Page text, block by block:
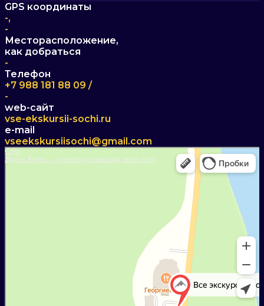
GPS координаты
-,
-
Месторасположение,
как добраться
-
Телефон
+7 988 181 88 09 /
-
web-сайт
vse-ekskursii-sochi.ru
e-mail
vseekskursiisochi@gmail.com
Сочи
Яндекс Карты — транспорт, навигация, поиск мест